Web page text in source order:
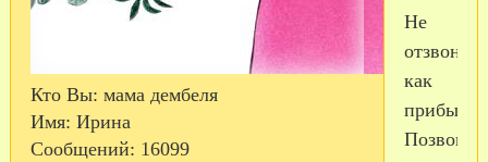
Кто Вы: мама дембеля
Имя: Ирина
Сообщений: 16099
Не
как
прибыл?
Позвонит